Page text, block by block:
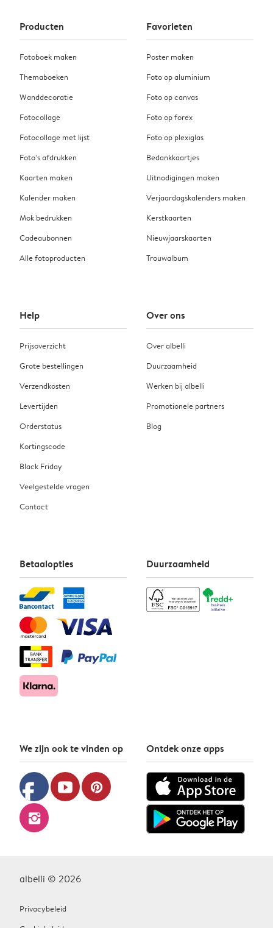
Producten
Fotoboek maken
Themaboeken
Wanddecoratie
Fotocollage
Fotocollage met lijst
Foto’s afdrukken
Kaarten maken
Kalender maken
Mok bedrukken
Cadeaubonnen
Alle fotoproducten
Favorieten
Poster maken
Foto op aluminium
Foto op canvas
Foto op forex
Foto op plexiglas
Bedankkaartjes
Uitnodigingen maken
Verjaardagskalenders maken
Kerstkaarten
Nieuwjaarskaarten
Trouwalbum
Help
Prijsoverzicht
Grote bestellingen
Verzendkosten
Levertijden
Orderstatus
Kortingscode
Black Friday
Veelgestelde vragen
Contact
Over ons
Over albelli
Duurzaamheid
Werken bij albelli
Promotionele partners
Blog
Betaalopties Duurzaamheid
We zijn ook te vinden op
facebook youtube pinterest
instagram
Ontdek onze apps
albelli © 2026
Privacybeleid